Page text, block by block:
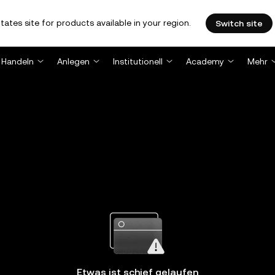
site for products available in your region. Switch site
Handeln Anlegen Institutionell Academy Mehr
Etwas ist schief gelaufen